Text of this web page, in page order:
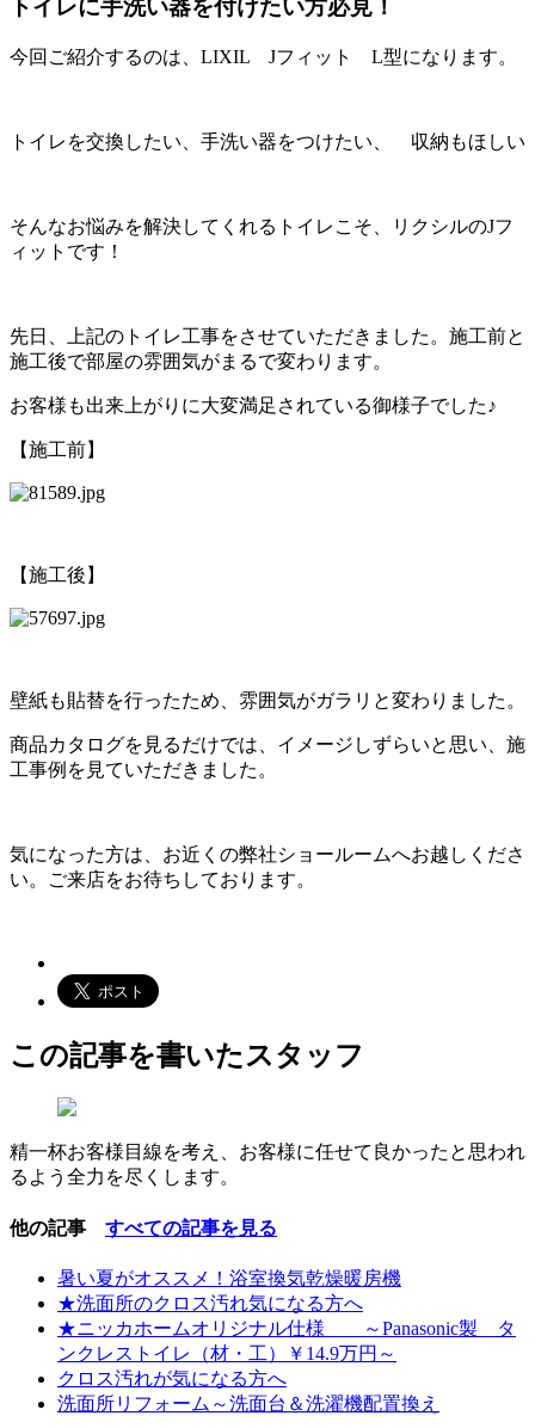
トイレに手洗い器を付けたい方必見！
今回ご紹介するのは、LIXIL Jフィット L型になります。
トイレを交換したい、手洗い器をつけたい、 収納もほしい
そんなお悩みを解決してくれるトイレこそ、リクシルのJフ
ィットです！
先日、上記のトイレ工事をさせていただきました。施工前と
施工後で部屋の雰囲気がまるで変わります。
お客様も出来上がりに大変満足されている御様子でした♪
【施工前】
【施工後】
壁紙も貼替を行ったため、雰囲気がガラリと変わりました。
商品カタログを見るだけでは、イメージしずらいと思い、施
工事例を見ていただきました。
気になった方は、お近くの弊社ショールームへお越しくださ
い。ご来店をお待ちしております。
この記事を書いたスタッフ
精一杯お客様目線を考え、お客様に任せて良かったと思われ
るよう全力を尽くします。
他の記事 すべての記事を見る
暑い夏がオススメ！浴室換気乾燥暖房機
★洗面所のクロス汚れ気になる方へ
★ニッカホームオリジナル仕様 ～Panasonic製 タ
ンクレストイレ（材・工）￥14.9万円～
クロス汚れが気になる方へ
洗面所リフォーム～洗面台＆洗濯機配置換え